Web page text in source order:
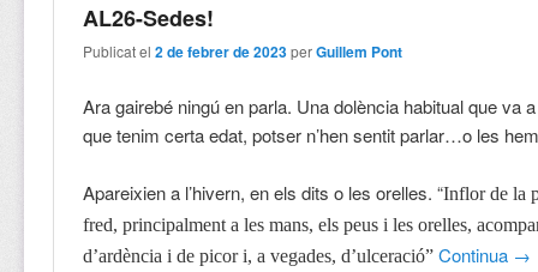
AL26-Sedes!
Publicat el2 de febrer de 2023 perGuillem Pont
Ara gairebé ningú en parla. Una dolència habitual que va
que tenim certa edat, potser n’hen sentit parlar…o les
Apareixien a l’hivern, en els dits o les orelles. “Inflor de la
fred, principalment a les mans, els peus i les orelles,
d’ardència i de picor i, a vegades, d’ulceració” Continua →